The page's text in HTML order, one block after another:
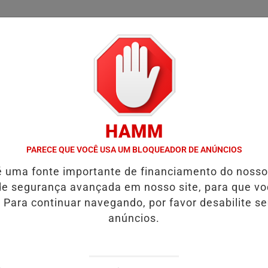
COLUNAS EMPREGOS
VÍDEO:ACIDENTE DEIXA UMA VÍTIMA FATAL. VÍDEO:MOTORISTA
of The Year 2025!
histórica da cafeicultura
HAMM
PARECE QUE VOCÊ USA UM BLOQUEADOR DE ANÚNCIOS
uma fonte importante de financiamento do
segurança avançada em nosso site, para que
continuar navegando, por favor desabilite
anúncios.